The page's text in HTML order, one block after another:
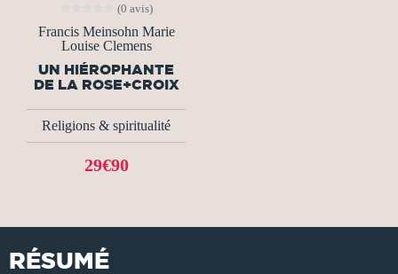
(0 avis)
Francis Meinsohn Marie
Louise Clemens
UN HIÉROPHANTE
DE LA ROSE+CROIX
Religions & spiritualité
29€90
RÉSUMÉ